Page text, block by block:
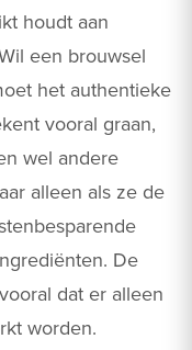
houdt aan
een brouwsel
het authentieke
vooral graan,
wel andere
alleen als ze de
De
dat er alleen
worden.